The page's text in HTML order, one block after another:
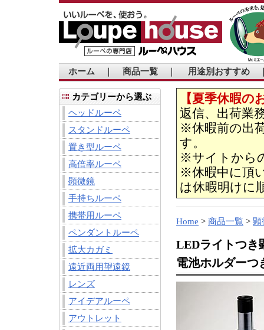
ホーム 商品一覧 用途別おすすめ
カテゴリーから選ぶ
ヘッドルーペ
スタンドルーペ
置き型ルーペ
高倍率ルーペ
顕微鏡
手持ちルーペ
携帯用ルーペ
ペンダントルーペ
拡大カガミ
遠近両用望遠鏡
レンズ
アイデアルーペ
アウトレット
【夏季休暇の
返信、出荷業
※休暇前の出
す。
※サイトから
※休暇中に頂
は休暇明けに
Home > 商品一覧 > 顕
LEDライトつき
電池ホルダーつ